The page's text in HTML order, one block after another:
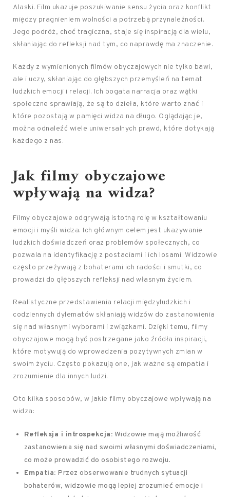
Alaski. Film ukazuje poszukiwanie sensu życia oraz konflikt
między pragnieniem wolności a potrzebą przynależności.
Jego podróż, choć tragiczna, staje się inspiracją dla wielu,
skłaniając do refleksji nad tym, co naprawdę ma znaczenie.
Każdy z wymienionych filmów obyczajowych nie tylko bawi,
ale i uczy, skłaniając do głębszych przemyśleń na temat
ludzkich emocji i relacji. Ich bogata narracja oraz wątki
społeczne sprawiają, że są to dzieła, które warto znać i
które pozostają w pamięci widza na długo. Oglądając je,
można odnaleźć wiele uniwersalnych prawd, które dotykają
każdego z nas.
Jak filmy obyczajowe
wpływają na widza?
Filmy obyczajowe odgrywają istotną rolę w kształtowaniu
emocji i myśli widza. Ich głównym celem jest ukazywanie
ludzkich doświadczeń oraz problemów społecznych, co
pozwala na identyfikację z postaciami i ich losami. Widzowie
często przeżywają z bohaterami ich radości i smutki, co
prowadzi do głębszych refleksji nad własnym życiem.
Realistyczne przedstawienia relacji międzyludzkich i
codziennych dylematów skłaniają widzów do zastanowienia
się nad własnymi wyborami i związkami. Dzięki temu, filmy
obyczajowe mogą być postrzegane jako źródła inspiracji,
które motywują do wprowadzenia pozytywnych zmian w
swoim życiu. Często pokazują one, jak ważne są empatia i
zrozumienie dla innych ludzi.
Oto kilka sposobów, w jakie filmy obyczajowe wpływają na
widza:
Refleksja i introspekcja: Widzowie mają możliwość
zastanowienia się nad swoimi własnymi doświadczeniami,
co może prowadzić do osobistego rozwoju.
Empatia: Przez obserwowanie trudnych sytuacji
bohaterów, widzowie mogą lepiej zrozumieć emocje i